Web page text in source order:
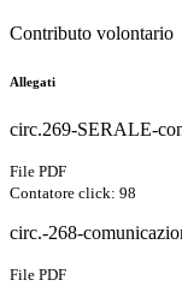
Contributo volontario
Allegati
circ.269-SERALE-
File PDF
Contatore click: 98
circ.-268-
File PDF